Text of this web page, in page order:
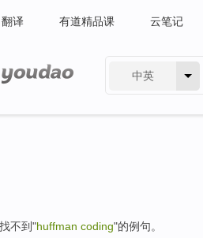
翻译 有道精品课 云笔记
中英
不到"huffman coding"的例句。